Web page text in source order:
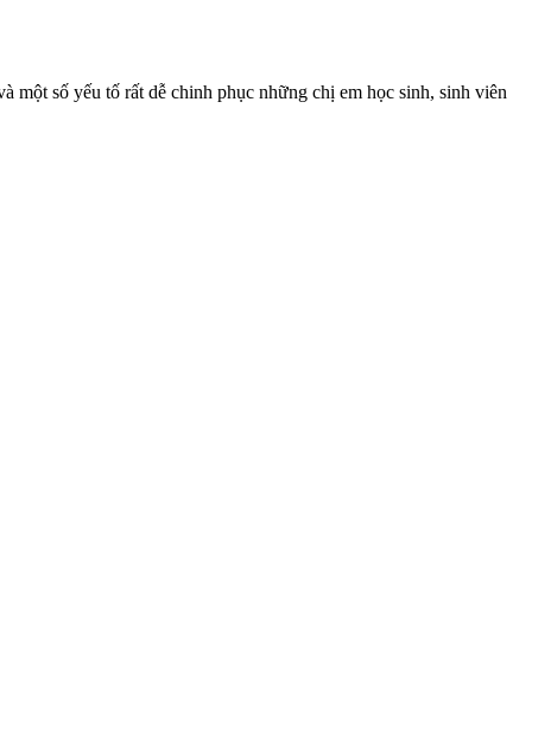
một số yếu tố rất dễ chinh phục những chị em học sinh, sinh viên